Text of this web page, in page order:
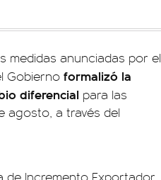
medidas anunciadas por el
Gobierno formalizó la
diferencial para las
agosto, a través del
de Incremento Exportador